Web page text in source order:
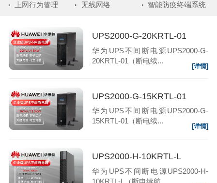
上网行为管理 无线网络 智能防疫终端系统
UPS2000-G-20KRTL-01
华为UPS不间断电源UPS2000-G-
20KRTL-01（断电续...
[详情]
UPS2000-G-15KRTL-01
华为UPS不间断电源UPS2000-G-
15KRTL-01（断电续...
[详情]
UPS2000-H-10KRTL-L
华为UPS不间断电源UPS2000-H-
10KRTL-L（断电续航...